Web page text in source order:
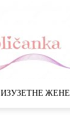
ИЗУЗЕТНЕ ЖЕНЕ